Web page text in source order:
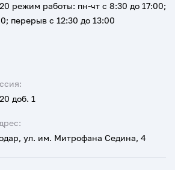
ул. им. Митрофана Седина, 4
доб. 1
режим работы: пн-чт с 8:30 до 17:00;
перерыв с 12:30 до 13:00